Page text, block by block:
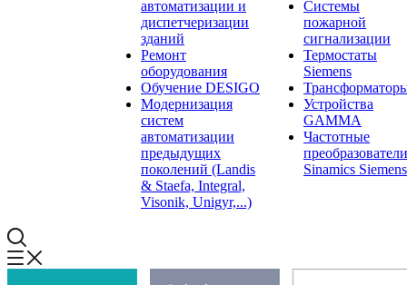
автоматизации и
диспетчеризации
зданий
Ремонт
оборудования
Обучение DESIGO
Модернизация
систем
автоматизации
предыдущих
поколений (Landis
& Staefa, Integral,
Visonik, Unigyr,...)
Системы
пожарной
сигнализации
Термостаты
Siemens
Устройства
GAMMA
Частотные
преобразователи
Sinamics Siemens